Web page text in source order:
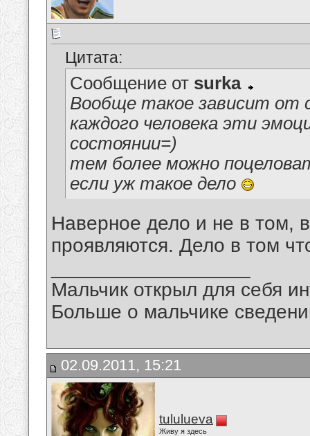
Цитата:
Сообщение от surka
Вообще такое зависит от
каждого человека эти
состоянии=)
тем более можно
если уж такое дело
Наверное дело и не в том,
проявляются. Дело в том
Мальчик открыл для себя
Больше о мальчике
02.09.2011, 15:21
tululueva
Живу я здесь